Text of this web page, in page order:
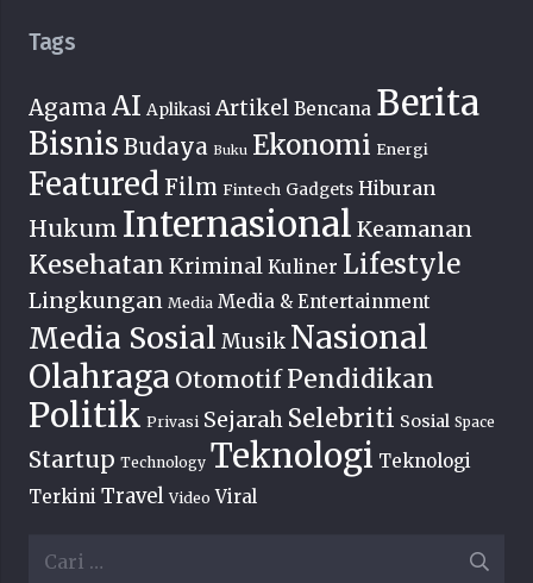
Tags
Agama AI Aplikasi Artikel Bencana Berita
Bisnis Budaya Buku Ekonomi Energi
Featured Film Fintech Gadgets Hiburan
Hukum Internasional Keamanan
Kesehatan Kriminal Kuliner Lifestyle
Lingkungan Media Media & Entertainment
Media Sosial Musik Nasional
Olahraga Otomotif Pendidikan
Politik Privasi Sejarah Selebriti Sosial Space
Startup Technology Teknologi Teknologi
Terkini Travel Video Viral
Cari